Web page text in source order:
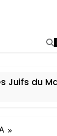
du